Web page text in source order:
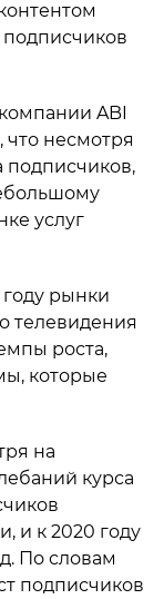
ABI
несмотря
подписчиков,
услуг
рынки
телевидения
роста,
которые
на
курса
и к 2020 году
По словам
подписчиков